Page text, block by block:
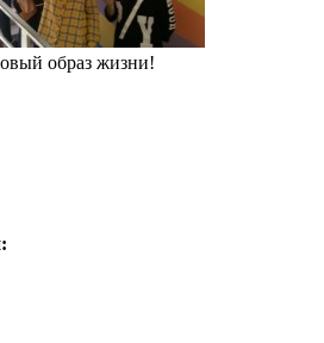
образ жизни!